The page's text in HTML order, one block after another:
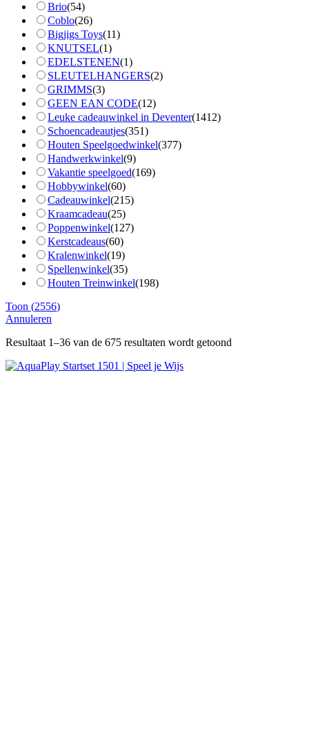
Brio(54)
Coblo(26)
Bigjigs Toys(11)
KNUTSEL(1)
EDELSTENEN(1)
SLEUTELHANGERS(2)
GRIMMS(3)
GEEN EAN CODE(12)
Leuke cadeauwinkel in Deventer(1412)
Schoencadeautjes(351)
Houten Speelgoedwinkel(377)
Handwerkwinkel(9)
Vakantie speelgoed(169)
Hobbywinkel(60)
Cadeauwinkel(215)
Kraamcadeau(25)
Poppenwinkel(127)
Kerstcadeaus(60)
Kralenwinkel(19)
Spellenwinkel(35)
Houten Treinwinkel(198)
Toon (2556)
Annuleren
Resultaat 1–36 van de 675 resultaten wordt getoond